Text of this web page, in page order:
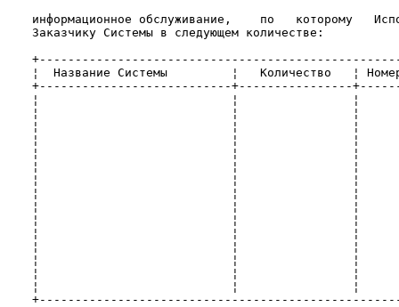
информационное обслуживание,    по   которому
    Заказчику Системы в следующем количестве:
¦  Название Системы         ¦   Количество   ¦
+---------------------------+----------------
¦                           ¦                ¦
¦                           ¦                ¦
¦                           ¦                ¦
¦                           ¦                ¦
¦                           ¦                ¦
¦                           ¦                ¦
¦                           ¦                ¦
¦                           ¦                ¦
¦                           ¦                ¦
¦                           ¦                ¦
¦                           ¦                ¦
¦                           ¦                ¦
¦                           ¦                ¦
¦                           ¦                ¦
¦                           ¦                ¦